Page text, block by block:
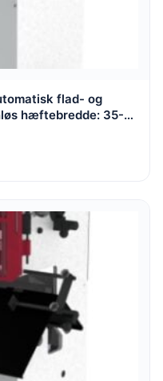
flad- og
hæftebredde: 35-